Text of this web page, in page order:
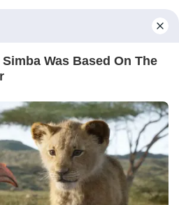
та умови користування